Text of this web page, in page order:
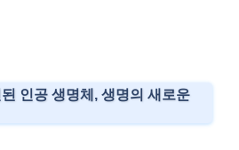
인공 생명체, 생명의 새로운